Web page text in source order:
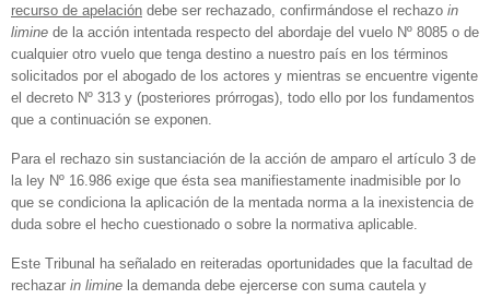
recurso de apelación debe ser rechazado, confirmándose el rechazo in
limine de la acción intentada respecto del abordaje del vuelo Nº 8085 o de
cualquier otro vuelo que tenga destino a nuestro país en los términos
solicitados por el abogado de los actores y mientras se encuentre vigente
el decreto Nº 313 y (posteriores prórrogas), todo ello por los fundamentos
que a continuación se exponen.
Para el rechazo sin sustanciación de la acción de amparo el artículo 3 de
la ley Nº 16.986 exige que ésta sea manifiestamente inadmisible por lo
que se condiciona la aplicación de la mentada norma a la inexistencia de
duda sobre el hecho cuestionado o sobre la normativa aplicable.
Este Tribunal ha señalado en reiteradas oportunidades que la facultad de
rechazar in limine la demanda debe ejercerse con suma cautela y